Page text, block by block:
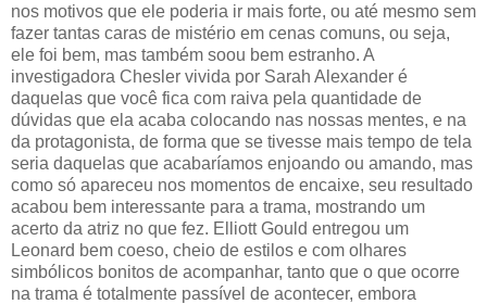
nos motivos que ele poderia ir mais forte, ou até mesmo sem
fazer tantas caras de mistério em cenas comuns, ou seja,
ele foi bem, mas também soou bem estranho. A
investigadora Chesler vivida por Sarah Alexander é
daquelas que você fica com raiva pela quantidade de
dúvidas que ela acaba colocando nas nossas mentes, e na
da protagonista, de forma que se tivesse mais tempo de tela
seria daquelas que acabaríamos enjoando ou amando, mas
como só apareceu nos momentos de encaixe, seu resultado
acabou bem interessante para a trama, mostrando um
acerto da atriz no que fez. Elliott Gould entregou um
Leonard bem coeso, cheio de estilos e com olhares
simbólicos bonitos de acompanhar, tanto que o que ocorre
na trama é totalmente passível de acontecer, embora